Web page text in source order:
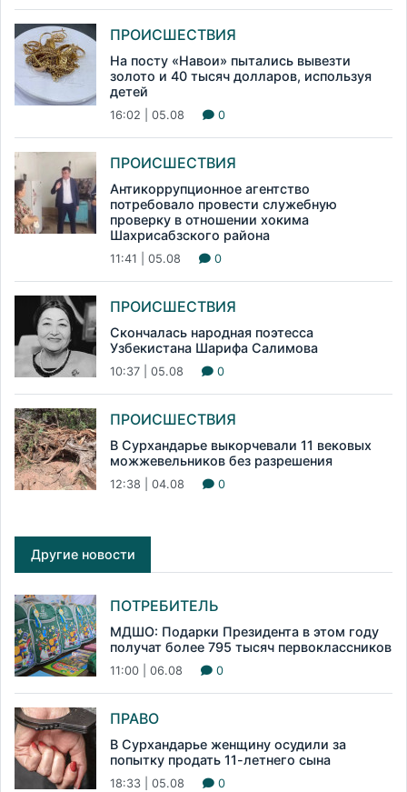
ПРОИСШЕСТВИЯ
На посту «Навои» пытались вывезти
золото и 40 тысяч долларов, используя
детей
16:02 | 05.08 0
ПРОИСШЕСТВИЯ
Антикоррупционное агентство
потребовало провести служебную
проверку в отношении хокима
Шахрисабзского района
11:41 | 05.08 0
ПРОИСШЕСТВИЯ
Скончалась народная поэтесса
Узбекистана Шарифа Салимова
10:37 | 05.08 0
ПРОИСШЕСТВИЯ
В Сурхандарье выкорчевали 11 вековых
можжевельников без разрешения
12:38 | 04.08 0
Другие новости
ПОТРЕБИТЕЛЬ
МДШО: Подарки Президента в этом году
получат более 795 тысяч первоклассников
11:00 | 06.08 0
ПРАВО
В Сурхандарье женщину осудили за
попытку продать 11-летнего сына
18:33 | 05.08 0